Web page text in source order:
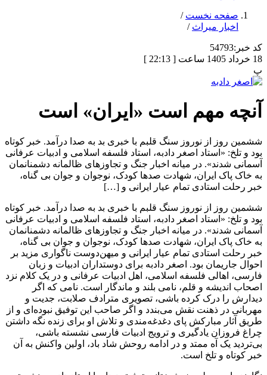
صفحه نخست /
اخبار میراث /
کد خبر:54793
18 خرداد 1405 ساعت [ 22:13 ]
پ
آنچه مهم است «ایران» است
ششمین روز از نوروز سنگ قلبم با خبری بد به صدا درآمد. خبر کوتاه
بود و تلخ: «استاد اصغر دادبه، استاد فلسفه اسلامی و ادبیات عرفانی
آسمانی شدند». در میانه اخبار جنگ و تجاوزهای ظالمانه دشمنانمان
به خاک پاک ایران، شهادت صدها کودک، نوجوان و جوان بی گناه،
خبر رحلت استادی تمام عیار ایرانی و […]
ششمین روز از نوروز سنگ قلبم با خبری بد به صدا درآمد. خبر کوتاه
بود و تلخ: «استاد اصغر دادبه، استاد فلسفه اسلامی و ادبیات عرفانی
آسمانی شدند». در میانه اخبار جنگ و تجاوزهای ظالمانه دشمنانمان
به خاک پاک ایران، شهادت صدها کودک، نوجوان و جوان بی گناه،
خبر رحلت استادی تمام عیار ایرانی و میهن‌دوست ناگواری مزید بر
احوال جاریمان بود. اصغر دادبه برای دوستداران ادبیات و زبان
فارسی، اهالی فلسفه اسلامی، اهل ادبیات عرفانی و در یک کلام نزد
اصحاب اندیشه و قلم، نامی بلند و ماندگار است. نامی که اگر
دیدارش را درک کرده باشی، تصویری مترادف صلابت، جدیت و
مهربانی در ذهنت نقش می‌بندد و اگر صاحب این توفیق نبوده‌ای و از
طریق آثار مبارکش پای دغدغه‌مندی و تلاش او برای زنده نگه داشتن
چراغ فروزان یادگیری و ترویج ادبیات فارسی نشسته باشی،
بی‌تردید یک آه ممتد و در ادامه روحش شاد باد، اولین واکنش به آن
خبر کوتاه و تلخ است.